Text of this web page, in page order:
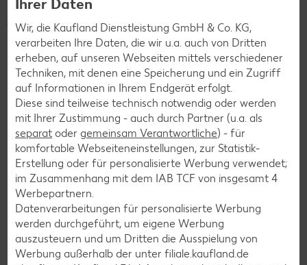
Beträge können Großes bewirken. Unsere Kunden können in
Bezahlen auf den nächsthöheren 10-Cent-Betrag
aufrunden und/oder ihren Pfandbon spenden, um eine
soziale Organisation aus ihrer Region zu unterstützen.
So stärken wir gemeinsam das gesellschaftliche
Engagement vor Ort – für eine nachhaltigere Zukunft
direkt vor der Haustür. Also, mitmachen!Denn jeder Cent
zählt!
Die Spenden aus deiner Filiale gehen
an:Terra Mater e.V. Umwelt- und Tierhilfe
Mehr erfahren
Ihrer Daten
Wir, die Kaufland Dienstleistung GmbH & Co. KG,
verarbeiten Ihre Daten, die wir u.a. auch von Dritten
erheben, auf unseren Webseiten mittels verschiedener
Techniken, mit denen eine Speicherung und ein Zugriff
auf Informationen in Ihrem Endgerät erfolgt.
Diese sind teilweise technisch notwendig oder werden
mit Ihrer Zustimmung - auch durch Partner (u.a. als
separat oder gemeinsam Verantwortliche) - für
komfortable Webseiteneinstellungen, zur Statistik-
Erstellung oder für personalisierte Werbung verwendet;
im Zusammenhang mit dem IAB TCF von insgesamt 4
Werbepartnern.
Datenverarbeitungen für personalisierte Werbung
werden durchgeführt, um eigene Werbung
auszusteuern und um Dritten die Ausspielung von
Werbung außerhalb der unter filiale.kaufland.de